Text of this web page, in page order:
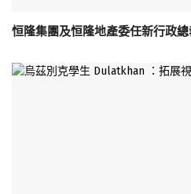
恒隆集團及恒隆地產委任新行政總